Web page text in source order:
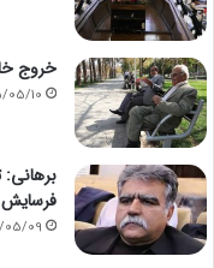
خروج
05/10
05/09